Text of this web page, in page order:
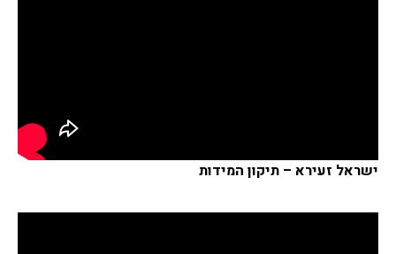
ישראל זעירא – תיקון המידות